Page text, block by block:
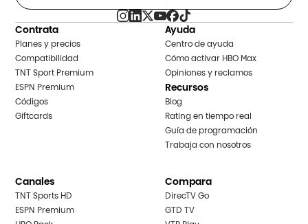
Contrata
Planes y precios
Compatibilidad
TNT Sport Premium
ESPN Premium
Códigos
Giftcards
Ayuda
Centro de ayuda
Cómo activar HBO Max
Opiniones y reclamos
Recursos
Blog
Rating en tiempo real
Guía de programación
Trabaja con nosotros
Canales
TNT Sports HD
ESPN Premium
Compara
DirecTV Go
GTD TV